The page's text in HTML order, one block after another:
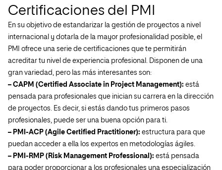
Certificaciones del PMI
En su objetivo de estandarizar la gestión de proyectos a nivel
internacional y dotarla de la mayor profesionalidad posible, el
PMI ofrece una serie de certificaciones que te permitirán
acreditar tu nivel de experiencia profesional. Disponen de una
gran variedad, pero las más interesantes son:
– CAPM (Certified Associate in Project Management): está
pensada para profesionales que inician su carrera en la dirección
de proyectos. Es decir, si estás dando tus primeros pasos
profesionales, puede ser una buena opción para ti.
– PMI-ACP (Agile Certified Practitioner): estructura para que
puedan acceder a ella los expertos en metodologías ágiles.
– PMI-RMP (Risk Management Professional): está pensada
para poder proporcionar a los profesionales una especialización